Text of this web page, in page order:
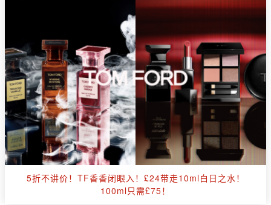
5折不讲价！TF香香闭眼入！£24带走10ml白日之水！
100ml只需£75！